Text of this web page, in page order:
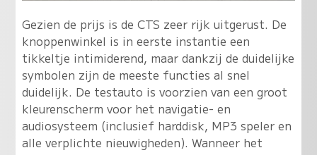
Gezien de prijs is de CTS zeer rijk uitgerust. De
knoppenwinkel is in eerste instantie een
tikkeltje intimiderend, maar dankzij de duidelijke
symbolen zijn de meeste functies al snel
duidelijk. De testauto is voorzien van een groot
kleurenscherm voor het navigatie- en
audiosysteem (inclusief harddisk, MP3 speler en
alle verplichte nieuwigheden). Wanneer het